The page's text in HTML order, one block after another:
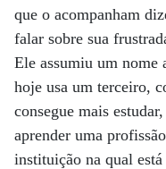
que o acompanham
falar sobre sua
Ele assumiu um nome
hoje usa um terceiro,
consegue mais
aprender uma
instituição na qual